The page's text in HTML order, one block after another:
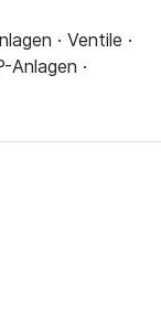
· Ventile ·
Anlagen ·